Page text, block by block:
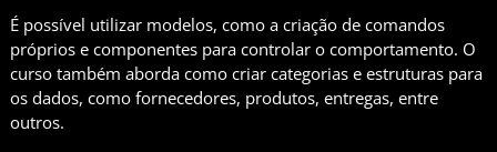
É possível utilizar modelos, como a criação de comandos
próprios e componentes para controlar o comportamento. O
curso também aborda como criar categorias e estruturas para
os dados, como fornecedores, produtos, entregas, entre
outros.